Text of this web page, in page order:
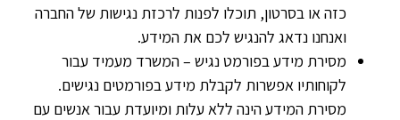
כזה או בסרטון, תוכלו לפנות לרכזת נגישות של החברה
ואנחנו נדאג להנגיש לכם את המידע.
מסירת מידע בפורמט נגיש – המשרד מעמיד עבור
לקוחותיו אפשרות לקבלת מידע בפורמטים נגישים.
מסירת המידע הינה ללא עלות ומיועדת עבור אנשים עם